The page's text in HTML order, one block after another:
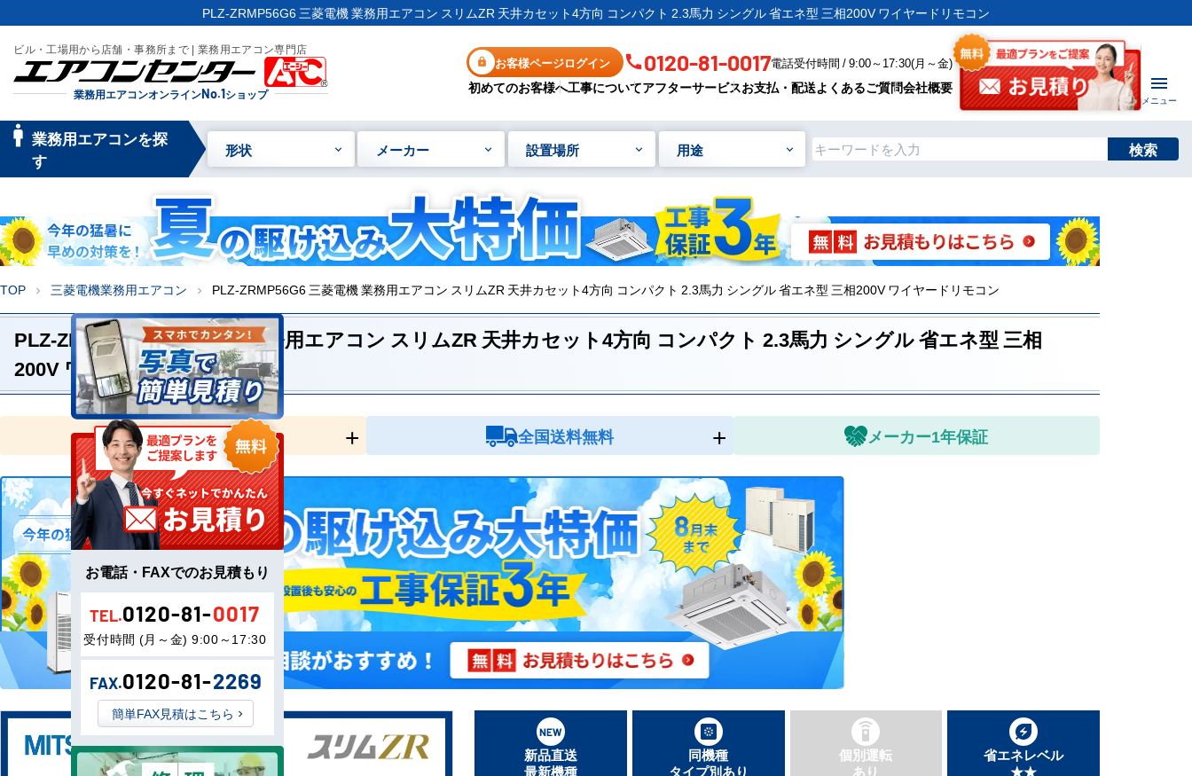
PLZ-ZRMP56G6 三菱電機 業務用エアコン スリムZR 天井カセット4方向 コンパクト 2.3馬力 シングル 省エネ型 三相200V ワイヤードリモコン
ビル・工場用から店舗・事務所まで | 業務用エアコン専門店
業務用エアコンオンラインNo.1ショップ
お客様ページログイン 0120-81-0017電話受付時間 / 9:00～17:30(月～金)
初めてのお客様へ工事についてアフターサービスお支払・配送よくあるご質問会社概要
メニュー
manage_searc
業務用エアコンを探
す
形状 メーカー 設置場所 用途 検索
TOP chevron_right 三菱電機業務用エアコン chevron_right PLZ-ZRMP56G6 三菱電機 業務用エアコン スリムZR 天井カセット4方向 コンパクト 2.3馬力 シングル 省エネ型 三相200V ワイヤードリモコン
PLZ-ZRMP56G6 三菱電機 業務用エアコン スリムZR 天井カセット4方向 コンパクト 2.3馬力 シングル 省エネ型 三相
200V ワイヤードリモコン
全国工事対応 全国送料無料 メーカー1年保証
新品直送
最新機種
同機種
タイプ別あり
個別運転
あり
省エネレベル
★★
お電話・FAXでのお見積もり
TEL.0120-81-0017
受付時間 (月～金) 9:00～17:30
FAX.0120-81-2269
簡単FAX見積はこちら